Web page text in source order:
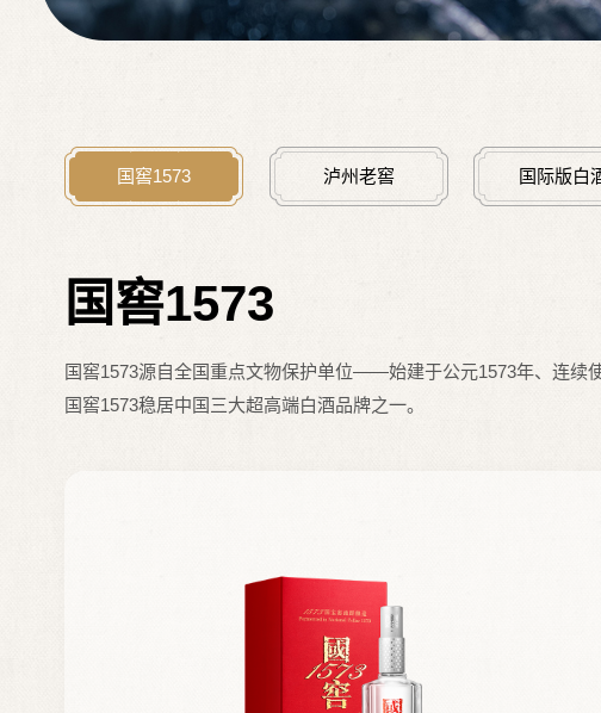
国窖1573 泸州老窖 国际版白
国窖1573
国窖1573源自全国重点文物保护单位——始建于公元1573年、连续
国窖1573稳居中国三大超高端白酒品牌之一。